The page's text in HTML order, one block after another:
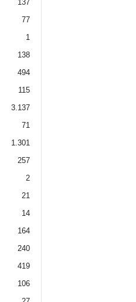
137
77
1
138
494
115
3.137
71
1.301
257
2
21
14
164
240
419
106